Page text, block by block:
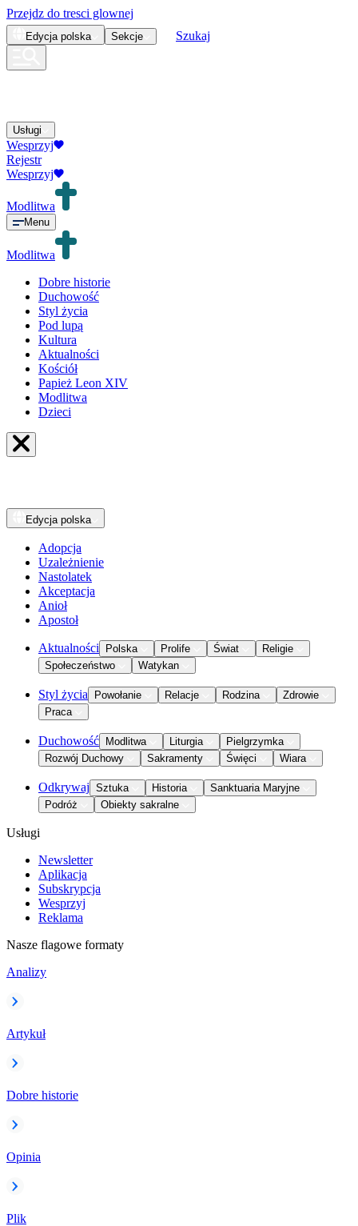
Przejdz do tresci glownej
Edycja polska Sekcje Szukaj
Usługi
Wesprzyj
Rejestr
Wesprzyj
Modlitwa
Menu
Modlitwa
Dobre historie
Duchowość
Styl życia
Pod lupą
Kultura
Aktualności
Kościół
Papież Leon XIV
Modlitwa
Dzieci
Edycja polska
Adopcja
Uzależnienie
Nastolatek
Akceptacja
Anioł
Apostoł
Aktualności Polska Prolife Świat
Religie
Społeczeństwo
Watykan
Styl życia Powołanie Relacje Rodzina
Zdrowie
Praca
Duchowość Modlitwa Liturgia
Pielgrzymka
Rozwój Duchowy
Sakramenty Święci Wiara
Odkrywaj Sztuka Historia
Sanktuaria Maryjne
Podróż
Obiekty sakralne
Usługi
Newsletter
Aplikacja
Subskrypcja
Wesprzyj
Reklama
Nasze flagowe formaty
Analizy
Artykuł
Dobre historie
Opinia
Plik